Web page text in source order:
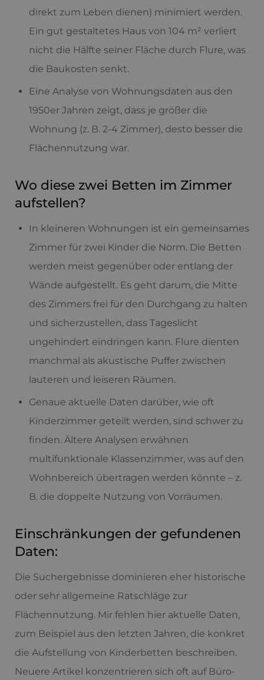
direkt zum Leben dienen) minimiert werden.
Ein gut gestaltetes Haus von 104 m² verliert
nicht die Hälfte seiner Fläche durch Flure, was
die Baukosten senkt.
Eine Analyse von Wohnungsdaten aus den
1950er Jahren zeigt, dass je größer die
Wohnung (z. B. 2-4 Zimmer), desto besser die
Flächennutzung war.
Wo diese zwei Betten im Zimmer
aufstellen?
In kleineren Wohnungen ist ein gemeinsames
Zimmer für zwei Kinder die Norm. Die Betten
werden meist gegenüber oder entlang der
Wände aufgestellt. Es geht darum, die Mitte
des Zimmers frei für den Durchgang zu halten
und sicherzustellen, dass Tageslicht
ungehindert eindringen kann. Flure dienten
manchmal als akustische Puffer zwischen
lauteren und leiseren Räumen.
Genaue aktuelle Daten darüber, wie oft
Kinderzimmer geteilt werden, sind schwer zu
finden. Ältere Analysen erwähnen
multifunktionale Klassenzimmer, was auf den
Wohnbereich übertragen werden könnte – z.
B. die doppelte Nutzung von Vorräumen.
Einschränkungen der gefundenen
Daten:
Die Suchergebnisse dominieren eher historische
oder sehr allgemeine Ratschläge zur
Flächennutzung. Mir fehlen hier aktuelle Daten,
zum Beispiel aus den letzten Jahren, die konkret
die Aufstellung von Kinderbetten beschreiben.
Neuere Artikel konzentrieren sich oft auf Büro-